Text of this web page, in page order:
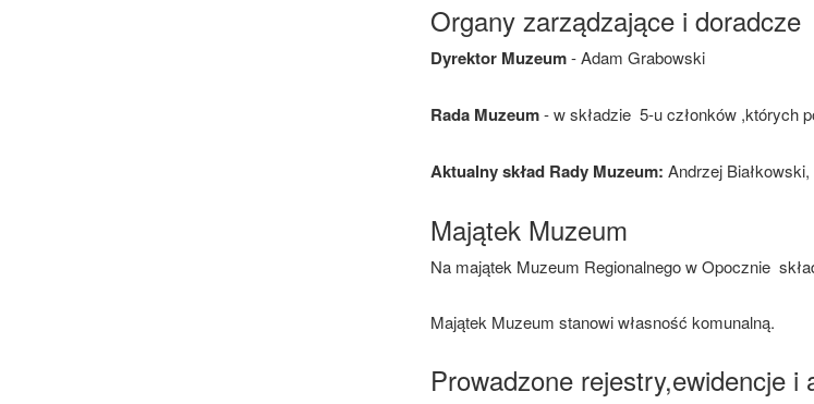
Organy zarządzające i doradcze
Dyrektor Muzeum- Adam Grabowski
Rada Muzeum- w składzie 5-u członków ,których
Aktualny skład Rady Muzeum: Andrzej
Majątek Muzeum
Na majątek Muzeum Regionalnego w Opocznie
Majątek Muzeum stanowi własność komunalną.
Prowadzone rejestry,ewidencje i